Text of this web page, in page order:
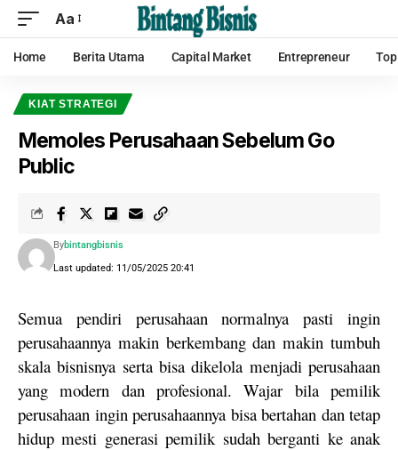
Aa
Home Berita Utama Capital Market Entrepreneur
KIAT STRATEGI
Memoles Perusahaan Sebelum Go
Public
Last updated: 11/05/2025 20:41
Bybintangbisnis
Semua pendiri perusahaan normalnya pasti ingin
perusahaannya makin berkembang dan makin tumbuh
skala bisnisnya serta bisa dikelola menjadi perusahaan
yang modern dan profesional. Wajar bila pemilik
perusahaan ingin perusahaannya bisa bertahan dan tetap
hidup mesti generasi pemilik sudah berganti ke anak